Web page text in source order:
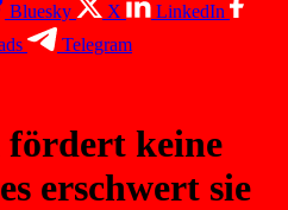
Bluesky X
LinkedIn
Telegram
keine
erschwert sie